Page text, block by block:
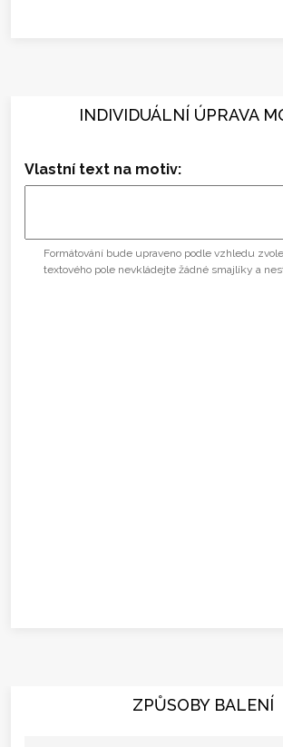
INDIVIDUÁLNÍ ÚPRAVA
Vlastní text na motiv:
Formátování bude upraveno podle vzhledu
textového pole nevkládejte žádné smajlíky a
ZPŮSOBY BALENÍ